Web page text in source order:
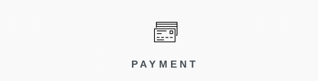
PAYMENT